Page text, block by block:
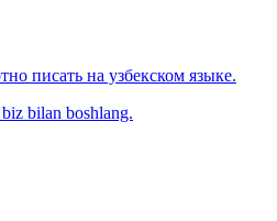
писать на узбекском языке.
bilan boshlang.